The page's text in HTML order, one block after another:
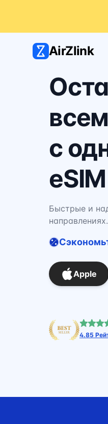
AirZlink
с
eSIM
Быстрые и
Apple
4.85